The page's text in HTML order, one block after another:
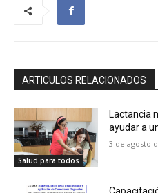
ARTICULOS RELACIONADOS
Salud para todos
Lactancia
ayudar a
3 de agosto